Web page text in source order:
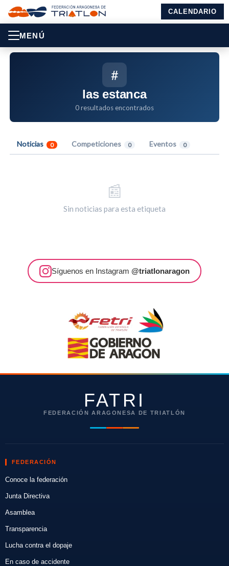
CALENDARIO
MENÚ
#
las estanca
0 resultados encontrados
Noticias 0 Competiciones 0 Eventos 0
📰
Sin noticias para esta etiqueta
Síguenos en Instagram @triatlonaragon
FATRI
FEDERACIÓN ARAGONESA DE TRIATLÓN
FEDERACIÓN
Conoce la federación
Junta Directiva
Asamblea
Transparencia
Lucha contra el dopaje
En caso de accidente